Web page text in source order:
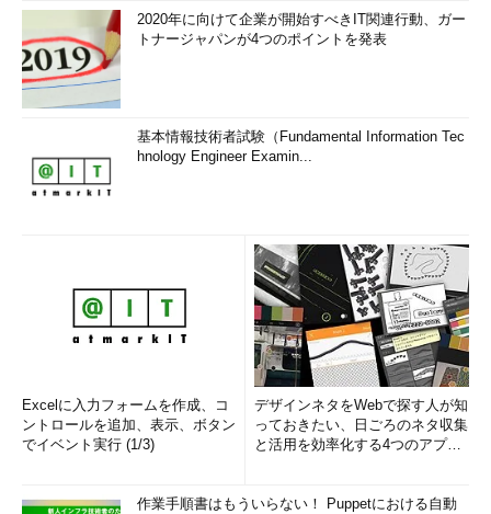
2020年に向けて企業が開始すべきIT関連行動、ガー
トナージャパンが4つのポイントを発表
基本情報技術者試験（Fundamental Information Tec
hnology Engineer Examin...
Excelに入力フォームを作成、コ
ントロールを追加、表示、ボタン
でイベント実行 (1/3)
デザインネタをWebで探す人が知
っておきたい、日ごろのネタ収集
と活用を効率化する4つのアプリ
作業手順書はもういらない！ Puppetにおける自動